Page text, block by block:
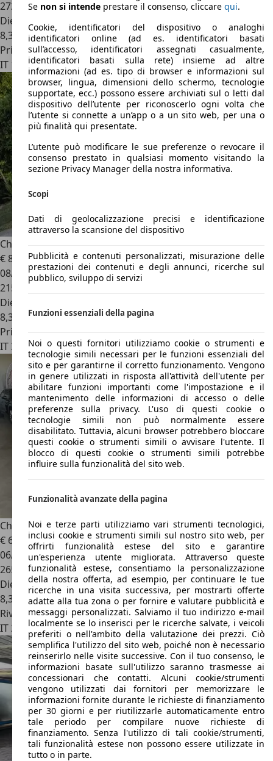
272 km
Diesel
8,3 l/100 km (comb.)
Privato
IT 18100Imperia
Chrysler 300C
€ 8.200
08/2008
215.000 km
Diesel
8,3 l/100 km (comb.)
Privato
IT 30020San Dona Di Piave
Chrysler 300CTouring touring 3.0 V6 crd auto
€ 6.500
06/2006
265.000 km
Diesel
8,3 l/100 km (comb.)
Rivenditore
IT 20010Bernate Ticino - Milano - Mi
Se non si intende prestare il consenso, cliccare qui.
Cookie, identificatori del dispositivo o analoghi
identificatori online (ad es. identificatori basati
sull’accesso, identificatori assegnati casualmente,
identificatori basati sulla rete) insieme ad altre
informazioni (ad es. tipo di browser e informazioni sul
browser, lingua, dimensioni dello schermo, tecnologie
supportate, ecc.) possono essere archiviati sul o letti dal
dispositivo dell’utente per riconoscerlo ogni volta che
l’utente si connette a un’app o a un sito web, per una o
più finalità qui presentate.
L’utente può modificare le sue preferenze o revocare il
consenso prestato in qualsiasi momento visitando la
sezione Privacy Manager della nostra informativa.
Scopi
Dati di geolocalizzazione precisi e identificazione
attraverso la scansione del dispositivo
Pubblicità e contenuti personalizzati, misurazione delle
prestazioni dei contenuti e degli annunci, ricerche sul
pubblico, sviluppo di servizi
Funzioni essenziali della pagina
Noi o questi fornitori utilizziamo cookie o strumenti e
tecnologie simili necessari per le funzioni essenziali del
sito e per garantirne il corretto funzionamento. Vengono
in genere utilizzati in risposta all'attività dell'utente per
abilitare funzioni importanti come l'impostazione e il
mantenimento delle informazioni di accesso o delle
preferenze sulla privacy. L'uso di questi cookie o
tecnologie simili non può normalmente essere
disabilitato. Tuttavia, alcuni browser potrebbero bloccare
questi cookie o strumenti simili o avvisare l'utente. Il
blocco di questi cookie o strumenti simili potrebbe
influire sulla funzionalità del sito web.
Funzionalità avanzate della pagina
Noi e terze parti utilizziamo vari strumenti tecnologici,
inclusi cookie e strumenti simili sul nostro sito web, per
offrirti funzionalità estese del sito e garantire
un'esperienza utente migliorata. Attraverso queste
funzionalità estese, consentiamo la personalizzazione
della nostra offerta, ad esempio, per continuare le tue
ricerche in una visita successiva, per mostrarti offerte
adatte alla tua zona o per fornire e valutare pubblicità e
messaggi personalizzati. Salviamo il tuo indirizzo e-mail
localmente se lo inserisci per le ricerche salvate, i veicoli
preferiti o nell'ambito della valutazione dei prezzi. Ciò
semplifica l'utilizzo del sito web, poiché non è necessario
reinserirlo nelle visite successive. Con il tuo consenso, le
informazioni basate sull'utilizzo saranno trasmesse ai
concessionari che contatti. Alcuni cookie/strumenti
vengono utilizzati dai fornitori per memorizzare le
informazioni fornite durante le richieste di finanziamento
per 30 giorni e per riutilizzarle automaticamente entro
tale periodo per compilare nuove richieste di
finanziamento. Senza l'utilizzo di tali cookie/strumenti,
tali funzionalità estese non possono essere utilizzate in
tutto o in parte.